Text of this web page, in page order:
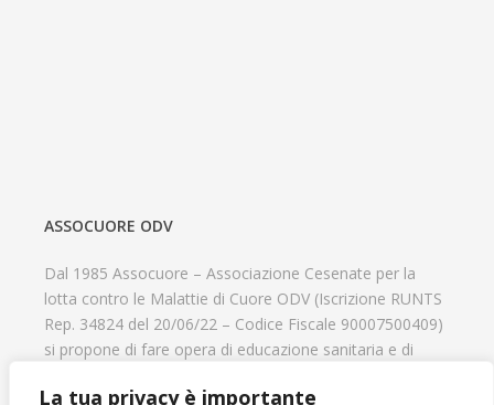
La tua privacy è importante
ASSOCUORE ODV
Dal 1985 Assocuore – Associazione Cesenate per la
lotta contro le Malattie di Cuore ODV (Iscrizione RUNTS
Rep. 34824 del 20/06/22 – Codice Fiscale 90007500409)
si propone di fare opera di educazione sanitaria e di
psicofisico di tutti coloro che hanno un problema